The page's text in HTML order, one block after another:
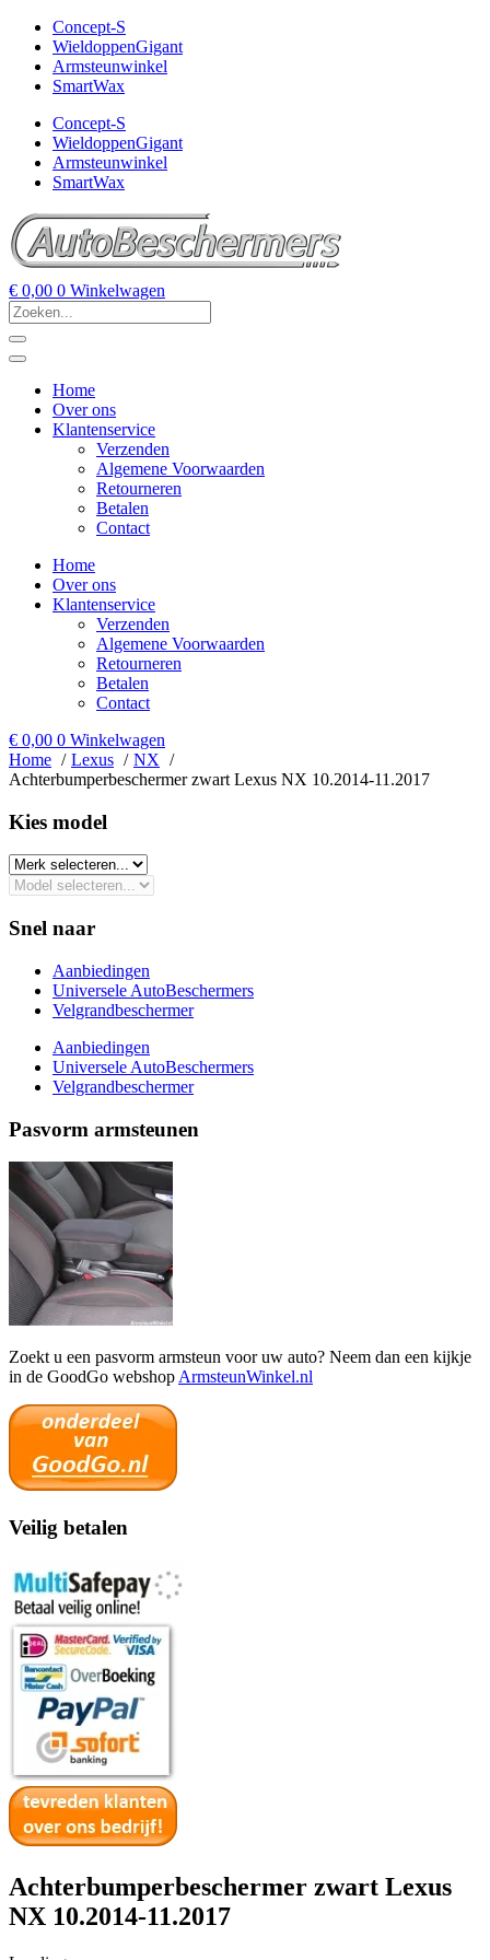
Concept-S
WieldoppenGigant
Armsteunwinkel
SmartWax
Concept-S
WieldoppenGigant
Armsteunwinkel
SmartWax
€ 0,00 0 Winkelwagen
Home
Over ons
Klantenservice
Verzenden
Algemene Voorwaarden
Retourneren
Betalen
Contact
Home
Over ons
Klantenservice
Verzenden
Algemene Voorwaarden
Retourneren
Betalen
Contact
€ 0,00 0 Winkelwagen
Home
Lexus
NX
Achterbumperbeschermer zwart Lexus NX 10.2014-11.2017
Kies model​
Snel naar
Aanbiedingen
Universele AutoBeschermers
Velgrandbeschermer
Aanbiedingen
Universele AutoBeschermers
Velgrandbeschermer
Pasvorm armsteunen
Zoekt u een pasvorm armsteun voor uw auto? Neem dan een kijkje
in de GoodGo webshop ArmsteunWinkel.nl
Veilig betalen
Achterbumperbeschermer zwart Lexus
NX 10.2014-11.2017